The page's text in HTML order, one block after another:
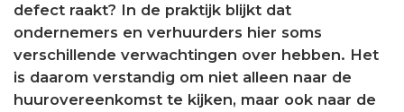
defect raakt? In de praktijk blijkt dat
ondernemers en verhuurders hier soms
verschillende verwachtingen over hebben. Het
is daarom verstandig om niet alleen naar de
huurovereenkomst te kijken, maar ook naar de